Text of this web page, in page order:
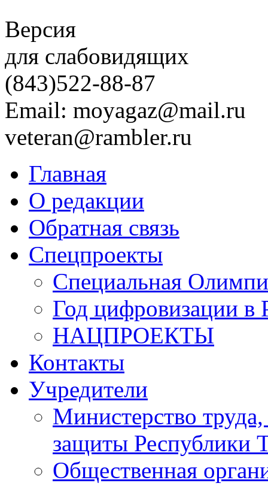
Версия
для слабовидящих
(843)522-88-87
Email: moyagaz@mail.ru
veteran@rambler.ru
Главная
О редакции
Обратная связь
Спецпроекты
Специальная
Год цифровизации в
НАЦПРОЕКТЫ
Контакты
Учредители
Министерство
защиты Республики
Общественная